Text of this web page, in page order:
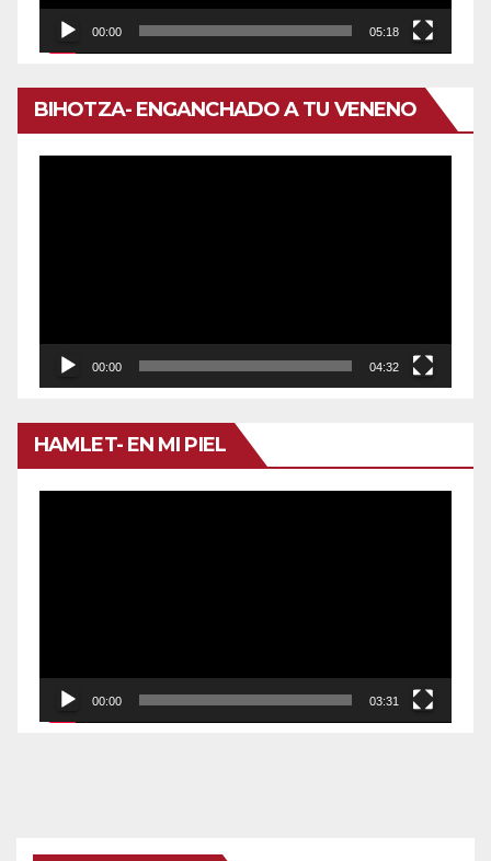
00:00 05:18
BIHOTZA- ENGANCHADO A TU VENENO
00:00 04:32
HAMLET- EN MI PIEL
00:00 03:31